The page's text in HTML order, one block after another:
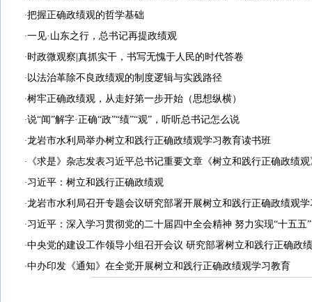
·把握正确政绩观的哲学基础
·一见·山东之行，总书记再提政绩观
·时政微观察|真抓实干，书写无愧于人民的时代答卷
·以法治革除不良政绩观的制度逻辑与实践路径
·树牢正确政绩观，从走好第一步开始（思想纵横）
·说“闻”解字·正确“政”“绩”“观”，听听总书记怎么说
·龙岩市水利局举办树立和践行正确政绩观学习教育读书班
· 《求是》杂志发表习近平总书记重要文章《树立和践行正确政绩观
·习近平：树立和践行正确政绩观
·龙岩市水利局召开专题会议研究部署开展树立和践行正确政绩观
·习近平：深入学习贯彻党的二十届四中全会精神 努力实现“十五五
·中央党的建设工作领导小组召开会议 研究部署树立和践行正确政
·中办印发《通知》在全党开展树立和践行正确政绩观学习教育